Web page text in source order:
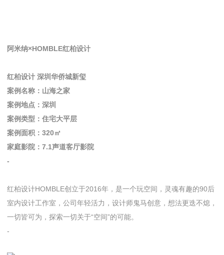
阿米纳×HOMBLE红柏设计
红柏设计 深圳华侨城新玺
案例名称：山海之家
案例地点：深圳
案例类型：住宅大平层
案例面积：320㎡
家庭影院：7.1声道客厅影院
-
红柏设计HOMBLE创立于2016年，是一个玩空间，灵魂有趣的90后
室内设计工作室，公司年轻活力，设计师鬼马创意，想法更迭不熄，
一切皆可为，探索一切关于“空间”的可能。
-